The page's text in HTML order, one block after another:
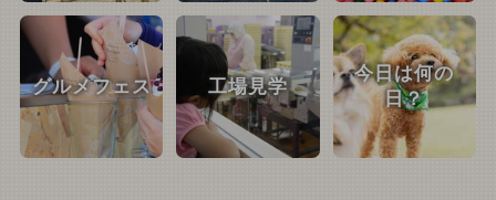
グルメフェス 工場見学
今日は何の
日？